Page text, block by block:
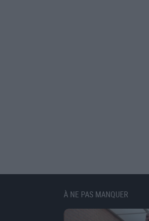
À NE PAS MANQUER